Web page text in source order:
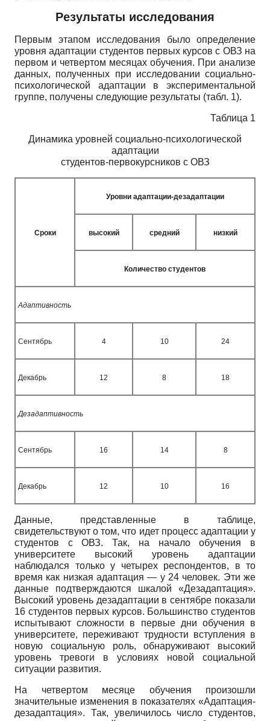
Результаты исследования
Первым этапом исследования было определение
уровня адаптации студентов первых курсов с ОВЗ на
первом и четвертом месяцах обучения. При анализе
данных, полученных при исследовании социально-
психологической адаптации в экспериментальной
группе, получены следующие результаты (табл. 1).
Таблица 1
Динамика уровней социально-психологической
адаптации
студентов-первокурсников с ОВЗ
Сроки
Уровни адаптации-дезадаптации
высокий средний низкий
Количество студентов
Адаптивность
Сентябрь 4 10 24
Декабрь 12 8 18
Дезадаптивность
Сентябрь 16 14 8
Декабрь 12 10 16
Данные, представленные в таблице,
свидетельствуют о том, что идет процесс адаптации у
студентов с ОВЗ. Так, на начало обучения в
университете высокий уровень адаптации
наблюдался только у четырех респондентов, в то
время как низкая адаптация — у 24 человек. Эти же
данные подтверждаются шкалой «Де­задаптация».
Высокий уровень дезадап­тации в сентябре показали
16 студентов первых курсов. Большинство студентов
испытывают сложности в первые дни обучения в
университете, переживают трудности вступления в
новую социальную роль, обнаруживают высокий
уровень тревоги в условиях новой социальной
ситуации развития.
На четвертом месяце обучения произошли
значительные изменения в показателях «Адаптация-
дезадаптация». Так, увеличилось число студентов,